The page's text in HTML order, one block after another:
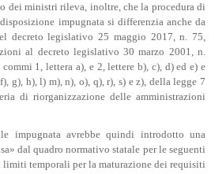
dei ministri rileva, inoltre, che la procedura di
impugnata si differenzia anche da
decreto legislativo 25 maggio 2017, n. 75,
al decreto legislativo 30 marzo 2001, n.
1, lettera a), e 2, lettere b), c), d) ed e) e
g), h), l) m), n), o), q), r), s) e z), della legge 7
di riorganizzazione delle amministrazioni
impugnata avrebbe quindi introdotto una
dal quadro normativo statale per le seguenti
temporali per la maturazione dei requisiti